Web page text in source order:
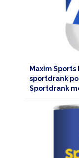
Maxim
sportdrank
Sportdrank